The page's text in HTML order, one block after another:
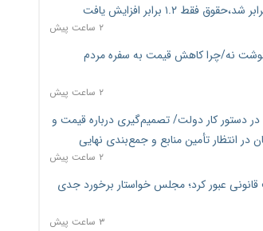
۲ ساعت پیش
گوشت نه/چرا کاهش قیمت به سفره مردم
۲ ساعت پیش
در دستور کار دولت/ تصمیم‌گیری درباره قیمت و
در انتظار تأمین منابع و جمع‌بندی نهایی
۲ ساعت پیش
قانونی عبور کرد؛ مجلس خواستار برخورد جدی
۳ ساعت پیش